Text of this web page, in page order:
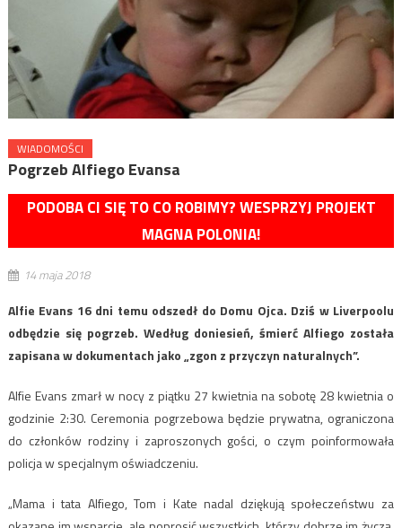
WIADOMOŚCI
Pogrzeb Alfiego Evansa
PODOBA CI SIĘ TO CO ROBIMY? WESPRZYJ PROJEKT
MAGNA POLONIA!
14 maja 2018
Alfie Evans 16 dni temu odszedł do Domu Ojca. Dziś w Liverpoolu
odbędzie się pogrzeb. Według doniesień, śmierć Alfiego została
zapisana w dokumentach jako „zgon z przyczyn naturalnych”.
Alfie Evans zmarł w nocy z piątku 27 kwietnia na sobotę 28 kwietnia o
godzinie 2:30. Ceremonia pogrzebowa będzie prywatna, ograniczona
do członków rodziny i zaproszonych gości, o czym poinformowała
policja w specjalnym oświadczeniu.
„Mama i tata Alfiego, Tom i Kate nadal dziękują społeczeństwu za